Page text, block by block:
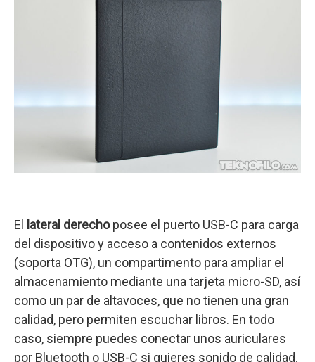
El lateral derechoposee el puerto USB-C para carga
del dispositivo y acceso a contenidos externos
(soporta OTG), un compartimento para ampliar el
almacenamiento mediante una tarjeta micro-SD, así
como un par de altavoces, que no tienen una gran
calidad, pero permiten escuchar libros. En todo
caso, siempre puedes conectar unos auriculares
por Bluetooth o USB-C si quieres sonido de calidad.